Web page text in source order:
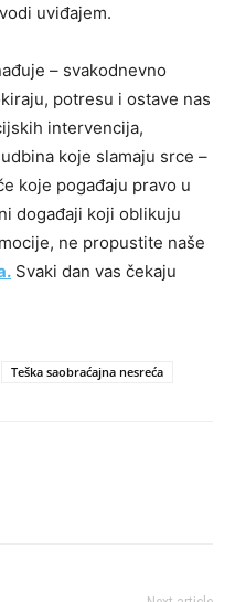
uviđajem.
– svakodnevno
potresu i ostave nas
intervencija,
koje slamaju srce –
koje pogađaju pravo u
događaji koji oblikuju
ne propustite naše
Svaki dan vas čekaju
Teška saobraćajna nesreća